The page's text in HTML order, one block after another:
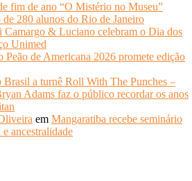
fim de ano “O Mistério no Museu”
de 280 alunos do Rio de Janeiro
Camargo & Luciano celebram o Dia dos
Unimed
Peão de Americana 2026 promete edição
Brasil a turnê Roll With The Punches –
Adams faz o público recordar os anos
em Mangaratiba recebe seminário
ancestralidade